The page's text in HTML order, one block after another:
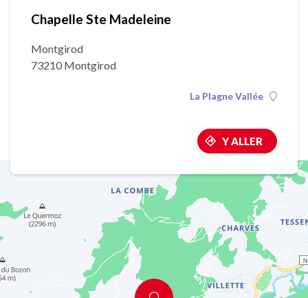
Chapelle Ste Madeleine
Montgirod
73210 Montgirod
La Plagne Vallée
Y ALLER